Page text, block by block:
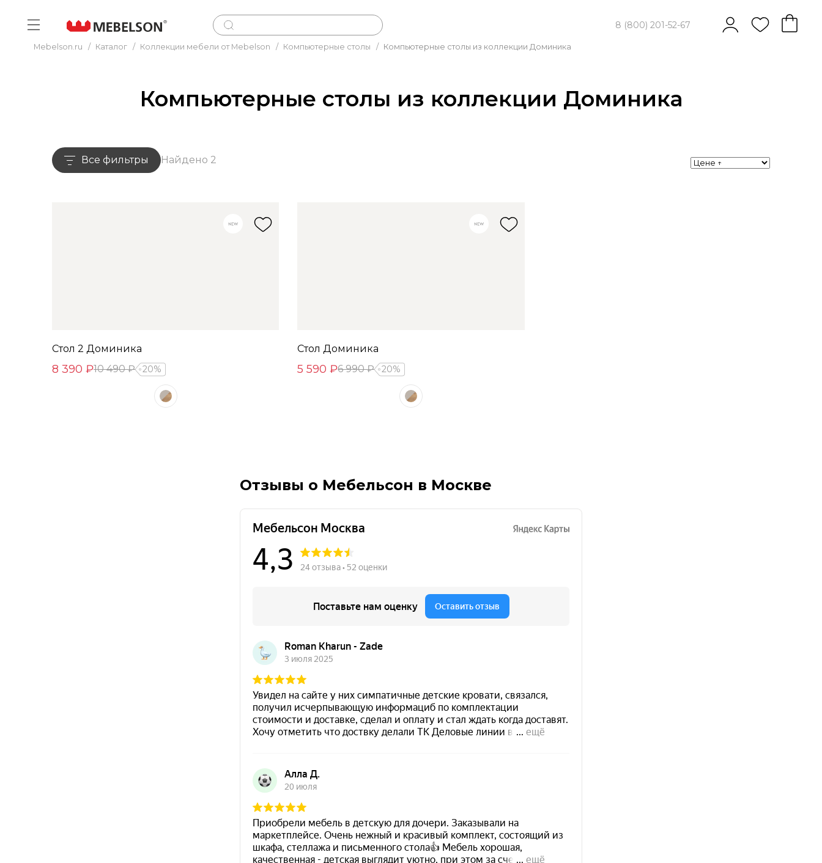
8 (800) 201-52-67
Mebelson.ru / Каталог / Коллекции мебели от Mebelson / Компьютерные столы / Компьютерные столы из коллекции Доминика
Компьютерные столы из коллекции Доминика
Все фильтры Найдено 2
Стол 2 Доминика
8 390 ₽10 490 ₽ 20%
Стол Доминика
5 590 ₽6 990 ₽ 20%
Отзывы о Мебельсон в Москве